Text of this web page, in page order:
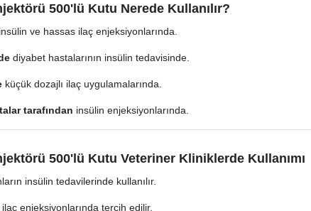
500'lü Kutu Nerede Kullanılır?
insülin ve hassas ilaç enjeksiyonlarında.
diyabet hastalarının insülin tedavisinde.
küçük dozajlı ilaç uygulamalarında.
tarafından insülin enjeksiyonlarında.
500'lü Kutu Veteriner Kliniklerde Kullanımı
insülin tedavilerinde kullanılır.
enjeksiyonlarında tercih edilir.